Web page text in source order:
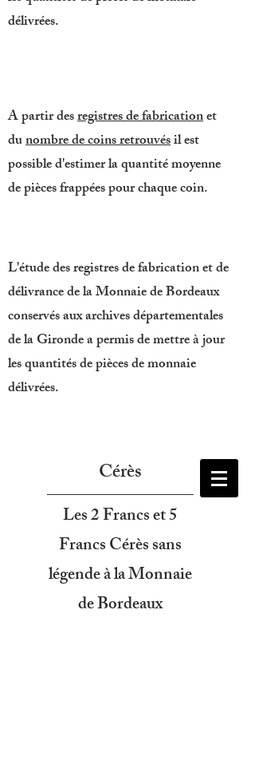
Cérès
Les 2 Francs et 5
Francs Cérès sans
légende à la Monnaie
de Bordeaux
délivrées.
L'étude des registres de fabrication et de
délivrance de la Monnaie de Bordeaux
conservés aux archives départementales
de la Gironde a permis de mettre à jour
les quantités de pièces de monnaie
délivrées.
A partir desregistres de fabricationet
dunombre de coins retrouvésil est
possible d'estimer la quantité moyenne
de pièces frappées pour chaque coin.